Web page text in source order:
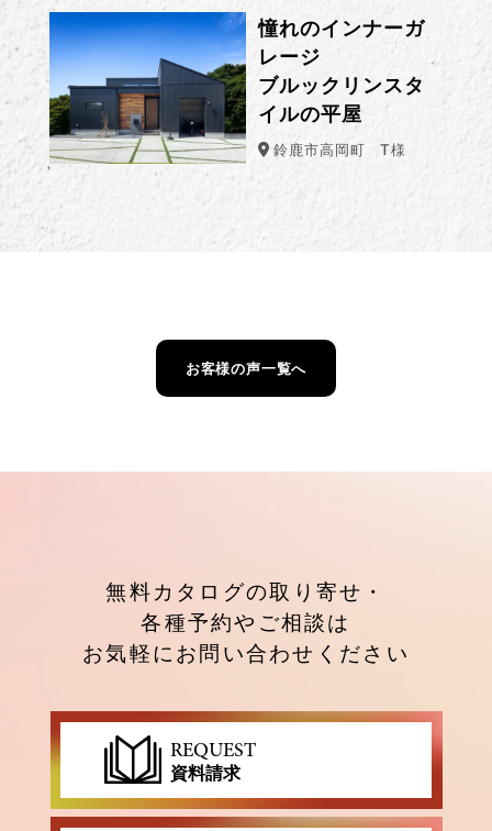
憧れのインナーガ
レージ
ブルックリンスタ
イルの平屋
鈴鹿市高岡町 T様
お客様の声一覧へ
無料カタログの取り寄せ・
各種予約やご相談は
お気軽にお問い合わせください
REQUEST
資料請求